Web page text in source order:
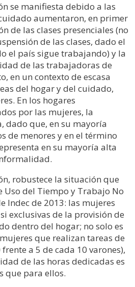
se manifiesta debido a las
aumentaron, en primer
de las clases presenciales (no
de las clases, dado el
el país sigue trabajando) y la
de las trabajadoras de
en un contexto de escasa
del hogar y del cuidado,
En los hogares
por las mujeres, la
dado que, en su mayoría
de menores y en el término
en su mayoría alta
robustece la situación que
Uso del Tiempo y Trabajo No
Indec de 2013: las mujeres
exclusivas de la provisión de
dentro del hogar; no solo es
que realizan tareas de
a 5 de cada 10 varones),
de las horas dedicadas es
que para ellos.